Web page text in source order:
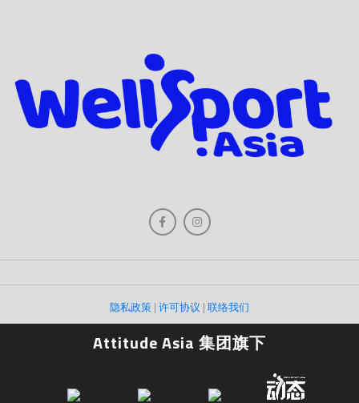
隐私政策 | 许可协议 | 联络我们
Attitude Asia 集团旗下